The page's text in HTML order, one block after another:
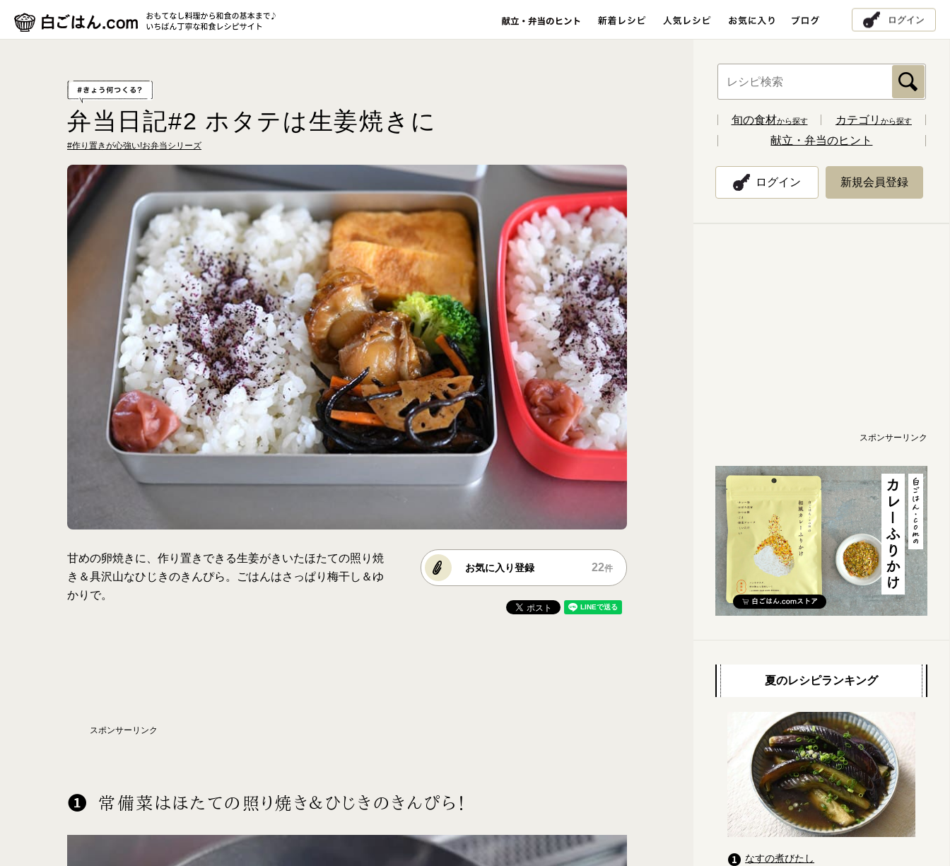
ログイン
弁当日記#2 ホタテは生姜焼きに
#作り置きが心強い!お弁当シリーズ
甘めの卵焼きに、作り置きできる生姜がきいたほたての照り焼
き＆具沢山なひじきのきんぴら。ごはんはさっぱり梅干し＆ゆ
かりで。
お気に入り登録 22件
スポンサーリンク
常備菜はほたての照り焼き＆ひじきのきんぴら！
旬の食材から探す カテゴリ から探す
献立・弁当のヒント
ログイン 新規会員登録
スポンサーリンク
夏のレシピランキング
なすの煮びたし